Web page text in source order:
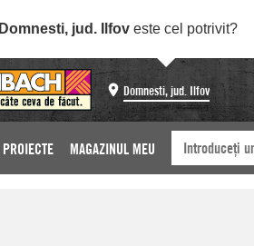
Domnesti, jud. Ilfov este cel potrivit?
Domnesti, jud. Ilfov
PROIECTE MAGAZINUL MEU